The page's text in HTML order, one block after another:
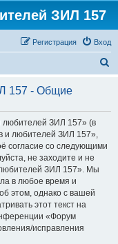
ЗИЛ 157
Вход
Регистрация
с
157 - Общие
любителей ЗИЛ 157» (в
и любителей ЗИЛ 157»,
согласие со следующими
не заходите и не
ЗИЛ 157». Мы
в любое время и
этом, однако с вашей
этот текст на
«Форум
исправления